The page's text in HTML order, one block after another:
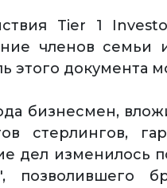
Tier 1
членов семьи
этого документа
бизнесмен,
стерлингов,
дел изменилось
позволившего